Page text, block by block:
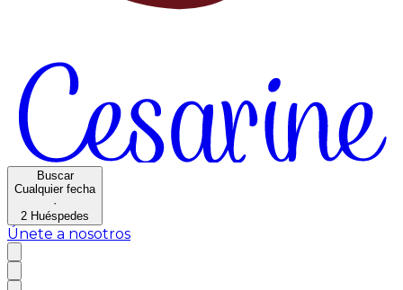
Buscar
Cualquier fecha
·
2 Huéspedes
Únete a nosotros